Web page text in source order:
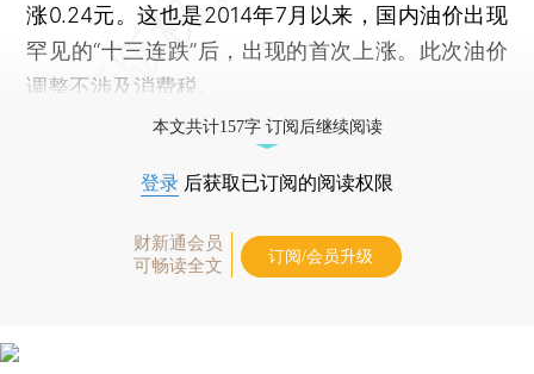
涨0.24元。这也是2014年7月以来，国内油价出现
罕见的“十三连跌”后，出现的首次上涨。此次油价
调整不涉及消费税。
本文共计157字 订阅后继续阅读
登录 后获取已订阅的阅读权限
财新通会员
可畅读全文
订阅/会员升级